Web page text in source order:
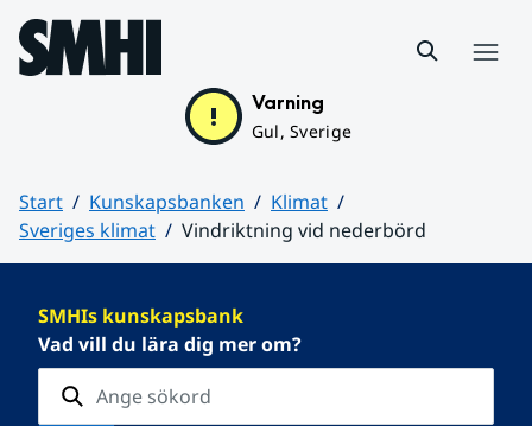
Hoppa till sidans innehåll
Varning
Gul, Sverige
Start Kunskapsbanken
Klimat
Sveriges klimat
Vindriktning vid nederbörd
SMHIs kunskapsbank
Vad vill du lära dig mer om?